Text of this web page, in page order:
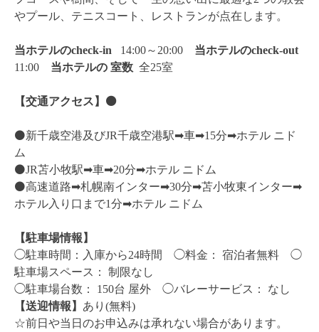
やプール、テニスコート、レストランが点在します。
当ホテルのcheck-in 14:00～20:00 当ホテルのcheck-out
11:00 当ホテルの 室数 全25室
【交通アクセス】⚫️
⚫️新千歳空港及びJR千歳空港駅➡︎車➡︎15分➡︎ホテル ニド
ム
⚫️JR苫小牧駅➡︎車➡︎20分➡︎ホテル ニドム
⚫️高速道路➡︎札幌南インター➡︎30分➡︎苫小牧東インター➡︎
ホテル入り口まで1分➡︎ホテル ニドム
【駐車場情報】
◯駐車時間：入庫から24時間 ◯料金： 宿泊者無料 ◯
駐車場スペース： 制限なし
◯駐車場台数： 150台 屋外 ◯バレーサービス： なし
【送迎情報】 あり(無料)
☆前日や当日のお申込みは承れない場合があります。